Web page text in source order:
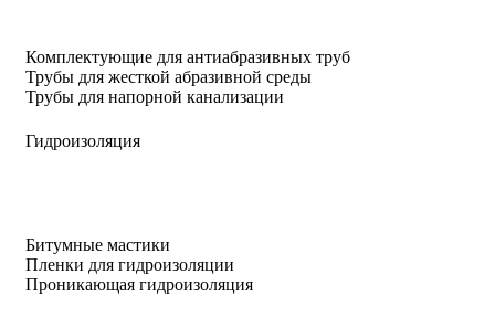
Комплектующие для антиабразивных труб
Трубы для жесткой абразивной среды
Трубы для напорной канализации
Гидроизоляция
Битумные мастики
Пленки для гидроизоляции
Проникающая гидроизоляция